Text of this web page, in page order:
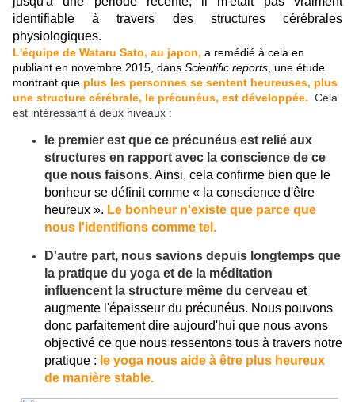
identifiable à travers des structures cérébrales
physiologiques.
L'équipe de Wataru Sato, au japon, a remédié à cela en
publiant en novembre 2015, dans Scientific reports une étude
montrant que plus les personnes se sentent heureuses, plus
une structure cérébrale, le précunéus, est développée. Cela
est intéressant à deux niveaux :
le premier est que ce précunéus est relié aux
structures en rapport avec la conscience de ce
que nous faisons.Ainsi, cela confirme bien que le
bonheur se définit comme « la conscience d'être
heureux ». Le bonheur n'existe que parce que
nous l'identifions comme tel.
D'autre part, nous savions depuis longtemps que
la pratique du yoga et de la méditation
influencent la structure même du cerveau et
augmente l'épaisseur du précunéus. Nous pouvons
donc parfaitement dire aujourd'hui que nous avons
objectivé ce que nous ressentons tous à travers notre
pratique : le yoga nous aide à être plus heureux
de manière stable.